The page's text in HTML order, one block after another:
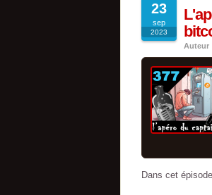
23
sep
2023
Auteur
Dans cet